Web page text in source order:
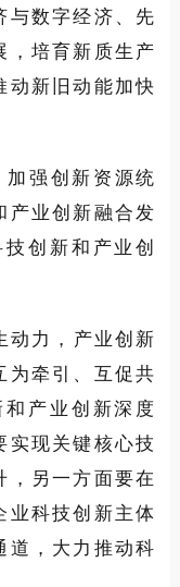
与数字经济、先
，培育新质生产
动新旧动能加快
强创新资源统
产业创新融合发
创新和产业创
动力，产业创新
为牵引、互促共
产业创新深度
实现关键核心技
，另一方面要在
业科技创新主体
道，大力推动科